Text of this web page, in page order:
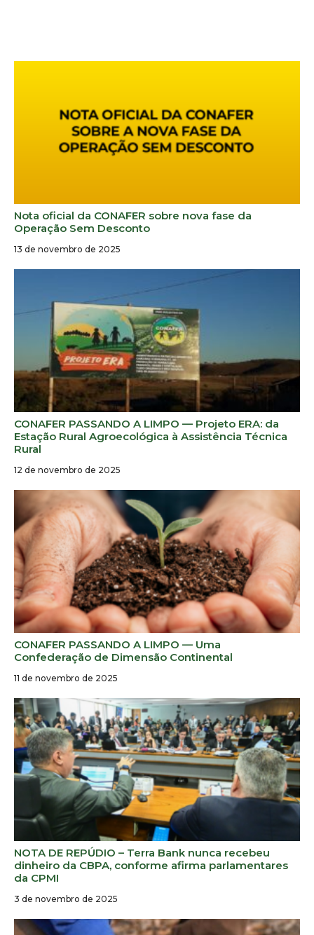
Nota oficial da CONAFER sobre nova fase da
Operação Sem Desconto
13 de novembro de 2025
CONAFER PASSANDO A LIMPO — Projeto ERA: da
Estação Rural Agroecológica à Assistência Técnica
Rural
12 de novembro de 2025
CONAFER PASSANDO A LIMPO — Uma
Confederação de Dimensão Continental
11 de novembro de 2025
NOTA DE REPÚDIO – Terra Bank nunca recebeu
dinheiro da CBPA, conforme afirma parlamentares
da CPMI
3 de novembro de 2025